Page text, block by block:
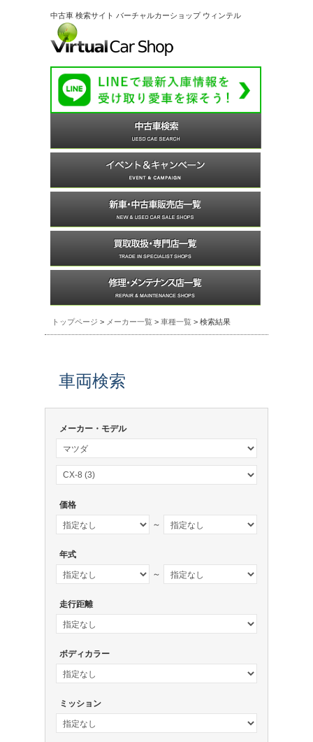
中古車 検索サイト バーチャルカーショップ ウィンテル
トップページ > メーカー一覧 > 車種一覧 > 検索結果
車両検索
メーカー・モデル
価格
～
年式
～
走行距離
ボディカラー
ミッション